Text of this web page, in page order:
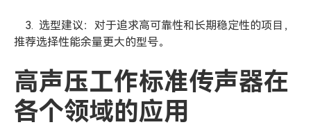
3. 选型建议：对于追求高可靠性和长期稳定性的项目，
推荐选择性能余量更大的型号。
高声压工作标准传声器在
各个领域的应用